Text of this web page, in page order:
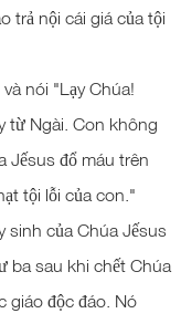
trả nội cái giá của tội
nói "Lạy Chúa!
từ Ngài. Con không
Jếsus đổ máu trên
tội lỗi của con."
sinh của Chúa Jếsus
ba sau khi chết Chúa
giáo độc đáo. Nó